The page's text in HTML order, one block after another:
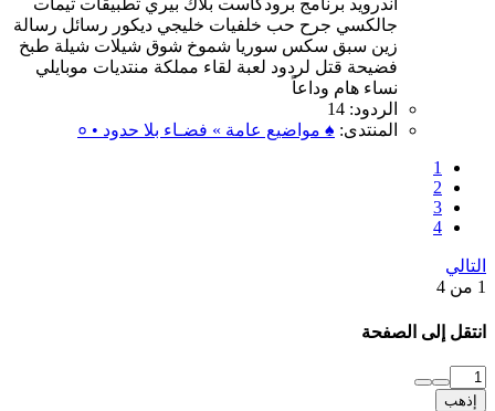
اندرويد برنامج برودكاست بلاك بيري تطبيقات ثيمات
جالكسي جرح حب خلفيات خليجي ديكور رسائل رسالة
زين سبق سكس سوريا شموخ شوق شيلات شيلة طبخ
فضيحة قتل لردود لعبة لقاء مملكة منتديات موبايلي
نساء هام وداعاً
الردود: 14
المنتدى: ♠ مواضيع عامة » فضـاء بلا حدود • ०
1
2
3
4
التالي
1 من 4
انتقل إلى الصفحة
إذهب